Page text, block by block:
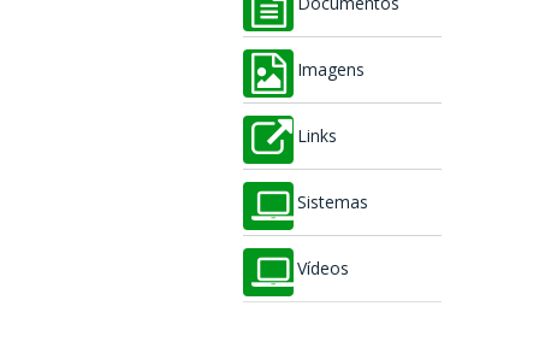
Documentos
Imagens
Links
Sistemas
Vídeos